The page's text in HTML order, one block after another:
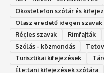
Okostelefon szótár és
Olasz eredetű idegen szavak
Régies szavak
Rímfajták
Szólás - közmondás
Turisztikai kifejezések
Élettani kifejezések szótára